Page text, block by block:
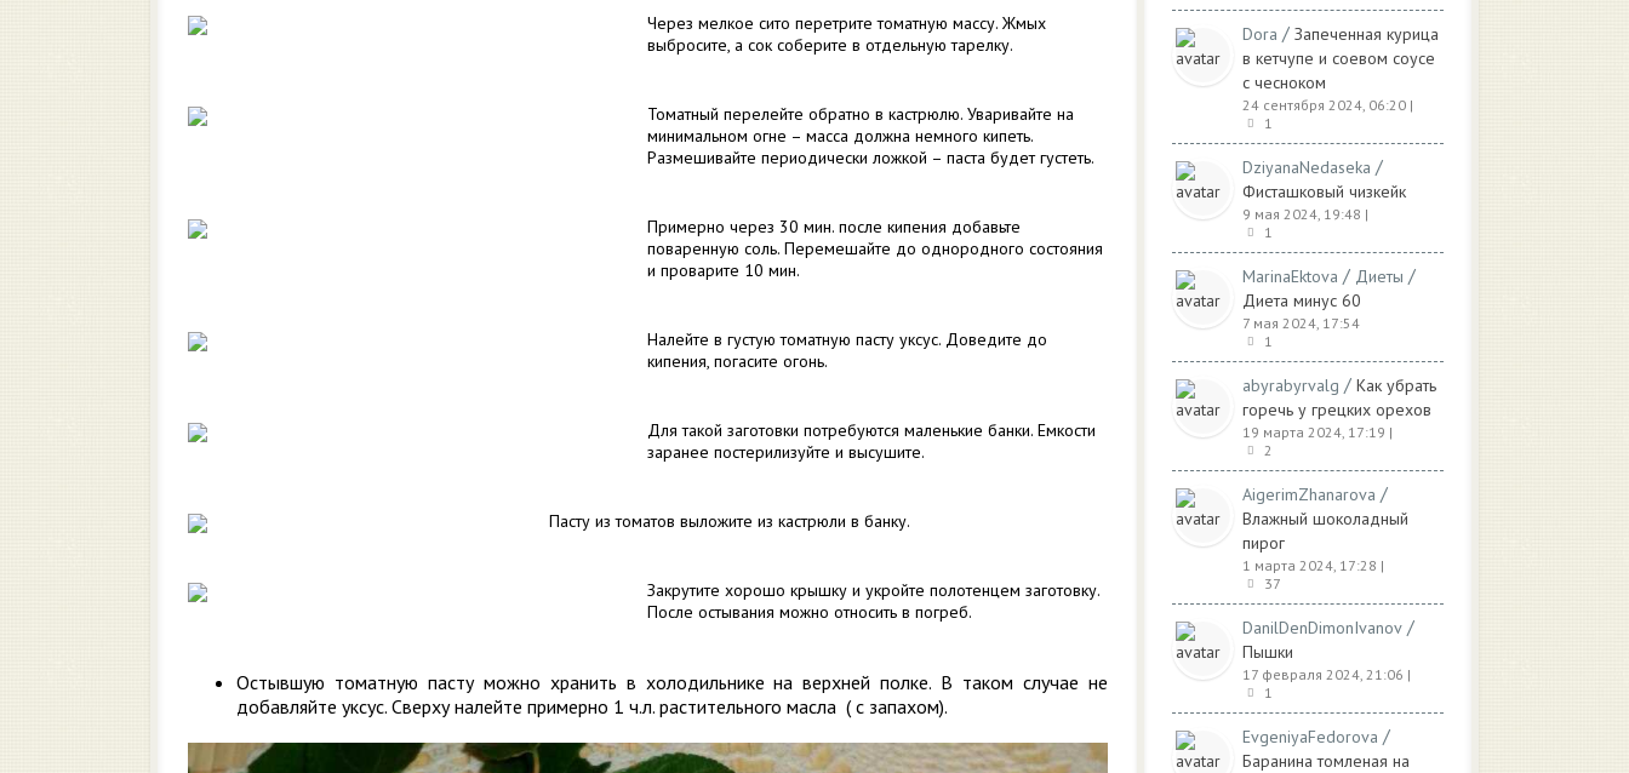
Через мелкое сито перетрите томатную массу. Жмых
выбросите, а сок соберите в отдельную тарелку.
Томатный перелейте обратно в кастрюлю. Уваривайте на
минимальном огне – масса должна немного кипеть.
Размешивайте периодически ложкой – паста будет густеть.
Примерно через 30 мин. после кипения добавьте
поваренную соль. Перемешайте до однородного состояния
и проварите 10 мин.
Налейте в густую томатную пасту уксус. Доведите до
кипения, погасите огонь.
Для такой заготовки потребуются маленькие банки. Емкости
заранее постерилизуйте и высушите.
Пасту из томатов выложите из кастрюли в банку.
Закрутите хорошо крышку и укройте полотенцем заготовку.
После остывания можно относить в погреб.
Остывшую томатную пасту можно хранить в холодильнике на верхней полке. В таком случае не
добавляйте уксус. Сверху налейте примерно 1 ч.л. растительного масла ( с запахом).
Dora / Запеченная курица
в кетчупе и соевом соусе
с чесноком
24 сентября 2024, 06:20 |
1
DziyanaNedaseka /
Фисташковый чизкейк
9 мая 2024, 19:48 |
1
MarinaEktova / Диеты /
Диета минус 60
7 мая 2024, 17:54
1
abyrabyrvalg / Как убрать
горечь у грецких орехов
19 марта 2024, 17:19 |
2
AigerimZhanarova /
Влажный шоколадный
пирог
1 марта 2024, 17:28 |
37
DanilDenDimonIvanov /
Пышки
17 февраля 2024, 21:06 |
1
EvgeniyaFedorova /
Баранина томленая на